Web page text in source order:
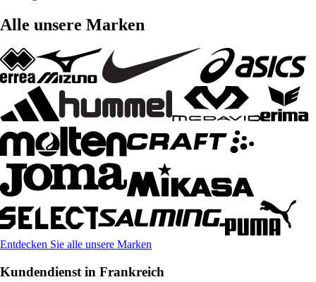
Alle unsere Marken
Entdecken Sie alle unsere Marken
Kundendienst in Frankreich